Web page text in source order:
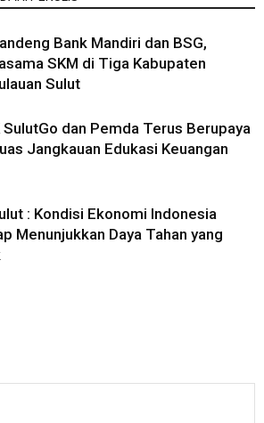
Bank Mandiri dan BSG,
SKM di Tiga Kabupaten
Sulut
SulutGo dan Pemda Terus Berupaya
Jangkauan Edukasi Keuangan
: Kondisi Ekonomi Indonesia
Menunjukkan Daya Tahan yang